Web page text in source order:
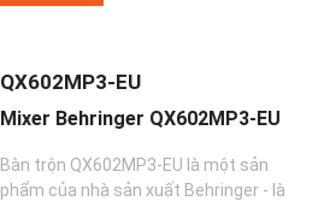
QX602MP3-EU
Mixer Behringer QX602MP3-EU
Bàn trộn QX602MP3-EU là một sản
phẩm của nhà sản xuất Behringer - là